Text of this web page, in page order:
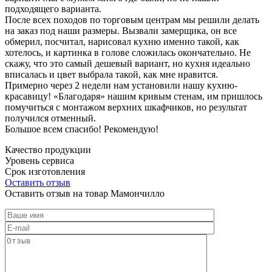
подходящего варианта.
После всех походов по торговым центрам мы решили делать
на заказ под наши размеры. Вызвали замерщика, он все
обмерил, посчитал, нарисовал кухню именно такой, как
хотелось, и картинка в голове сложилась окончательно. Не
скажу, что это самый дешевый вариант, но кухня идеально
вписалась и цвет выбрала такой, как мне нравится.
Примерно через 2 недели нам установили нашу кухню-
красавицу! «Благодаря» нашим кривым стенам, им пришлось
помучиться с монтажом верхних шкафчиков, но результат
получился отменный.
Большое всем спасибо! Рекомендую!
Качество продукции
Уровень сервиса
Срок изготовления
Оставить отзыв
Оставить отзыв на товар Мамончилло